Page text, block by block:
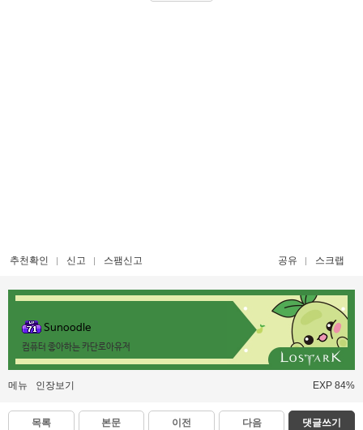
추천확인 신고 스팸신고 공유 스크랩
Sunoodle
컴퓨터 좋아하는 카단로아유저
메뉴 인장보기 EXP 84%
목록 본문 이전 다음 댓글쓰기